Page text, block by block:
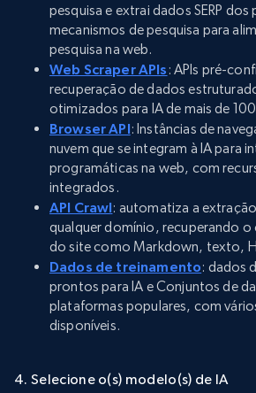
pesquisa e extrai dados SERP dos
mecanismos de pesquisa para
pesquisa na web.
Web Scraper APIs : APIs pré-
recuperação de dados
otimizados para IA de mais de
Browser API: Instâncias de
nuvem que se integram à IA para
programáticas na web, com
integrados.
API Crawl: automatiza a
qualquer domínio, recuperando
do site como Markdown, texto,
Dados de treinamento: dados
prontos para IA e Conjuntos de
plataformas populares, com
disponíveis.
4. Selecione o(s) modelo(s) de IA